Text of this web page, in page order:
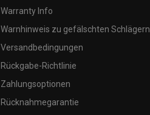
Warranty Info
Warnhinweis zu gefälschten Schlägern
Versandbedingungen
Rückgabe-Richtlinie
Zahlungsoptionen
Rücknahmegarantie